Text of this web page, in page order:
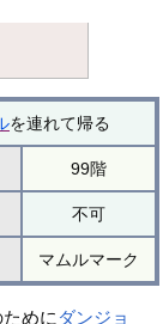
を連れて帰る
99階
不可
マムルマーク
めに ダンジョ